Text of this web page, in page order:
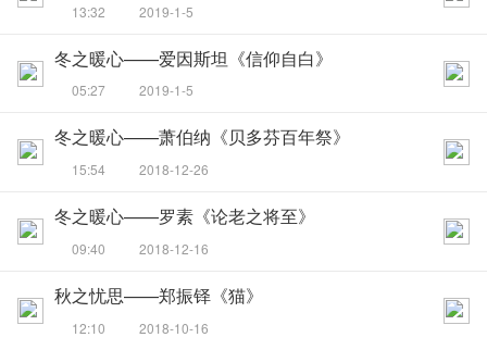
13:32 2019-1-5
冬之暖心——爱因斯坦《信仰自白》
05:27 2019-1-5
冬之暖心——萧伯纳《贝多芬百年祭》
15:54 2018-12-26
冬之暖心——罗素《论老之将至》
09:40 2018-12-16
秋之忧思——郑振铎《猫》
12:10 2018-10-16